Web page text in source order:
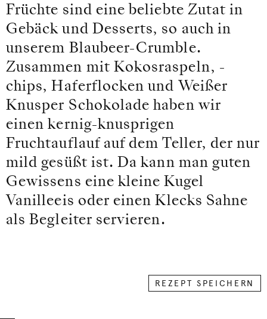
Früchte sind eine beliebte Zutat in
Gebäck und Desserts, so auch in
unserem Blaubeer-Crumble.
Zusammen mit Kokosraspeln, -
chips, Haferflocken und Weißer
Knusper Schokolade haben wir
einen kernig-knusprigen
Fruchtauflauf auf dem Teller, der nur
mild gesüßt ist. Da kann man guten
Gewissens eine kleine Kugel
Vanilleeis oder einen Klecks Sahne
als Begleiter servieren.
REZEPT SPEICHERN